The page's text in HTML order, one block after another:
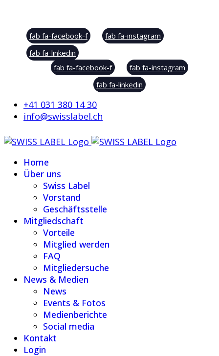
fab fa-facebook-f
fab fa-instagram
fab fa-linkedin
fab fa-facebook-f
fab fa-instagram
fab fa-linkedin
+41 031 380 14 30
info@swisslabel.ch
Home
Über uns
Swiss Label
Vorstand
Geschäftsstelle
Mitgliedschaft
Vorteile
Mitglied werden
FAQ
Mitgliedersuche
News & Medien
News
Events & Fotos
Medienberichte
Social media
Kontakt
Login